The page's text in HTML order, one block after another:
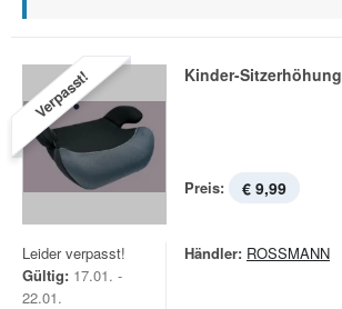
Verpasst! Kinder-Sitzerhöhung
Preis: € 9,99
Leider verpasst!
Gültig: 17.01. -
22.01.
Händler: ROSSMANN